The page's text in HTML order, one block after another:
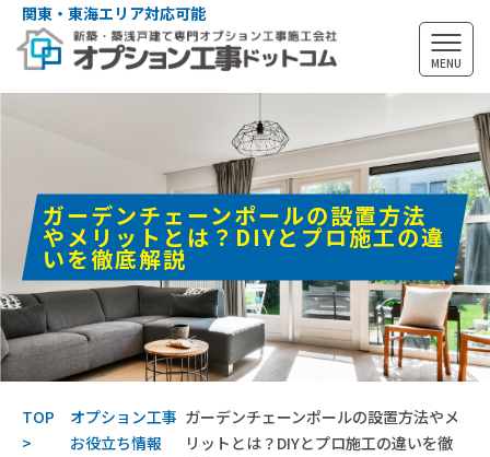
関東・東海エリア対応可能
MENU
ガーデンチェーンポールの設置方法
やメリットとは？DIYとプロ施工の違
いを徹底解説
TOP
オプション工事
お役立ち情報
ガーデンチェーンポールの設置方法やメ
リットとは？DIYとプロ施工の違いを徹